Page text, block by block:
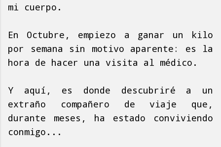
mi cuerpo.
En Octubre, empiezo a ganar un kilo
por semana sin motivo aparente: es la
hora de hacer una visita al médico.
Y aquí, es donde descubriré a un
extraño compañero de viaje que,
durante meses, ha estado conviviendo
conmigo...